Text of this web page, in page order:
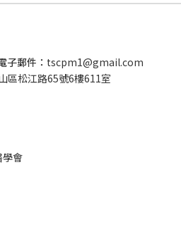
子郵件： tscpm1@gmail.com
區松江路65號6樓611室
會